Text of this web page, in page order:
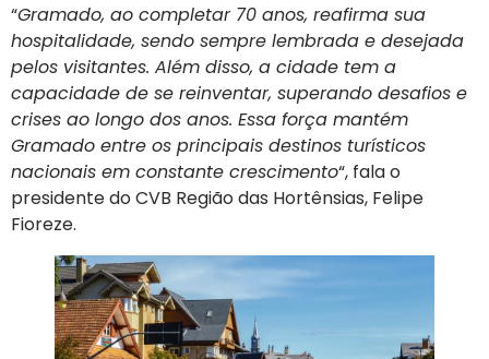
“Gramado, ao completar 70 anos, reafirma sua
hospitalidade, sendo sempre lembrada e desejada
pelos visitantes. Além disso, a cidade tem a
capacidade de se reinventar, superando desafios e
crises ao longo dos anos. Essa força mantém
Gramado entre os principais destinos turísticos
nacionais em constante crescimento“, fala o
presidente do CVB Região das Hortênsias, Felipe
Fioreze.